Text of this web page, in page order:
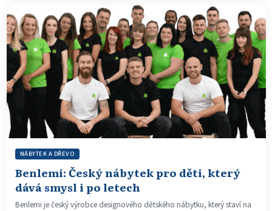
NÁBYTEK A DŘEVO
Benlemi: Český nábytek pro děti, který
dává smysl i po letech
Benlemi je český výrobce designového dětského nábytku, který staví na